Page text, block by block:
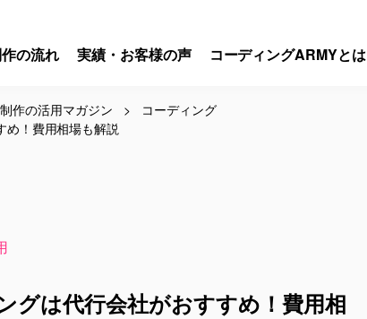
の流れ 実績・お客様の声 コーディングARMYとは
作の活用マガジン
コーディング
め！費用相場も解説
グは代行会社がおすすめ！費用相